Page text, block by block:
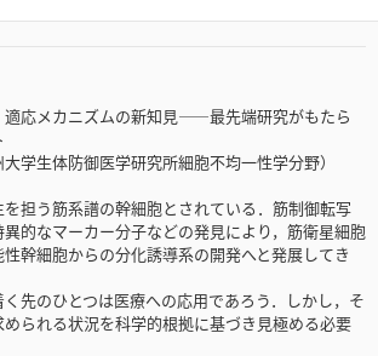
適応メカニズムの新知見――最先端研究がもたら
学生体防御医学研究所細胞不均一性学分野）
を担う筋系譜の幹細胞とされている．筋制御転写
的なマーカー分子などの発見により，筋衛星細胞
幹細胞からの分化誘導系の開発へと発展してき
く先のひとつは医療への応用であろう．しかし，そ
られる状況を科学的根拠に基づき見極める必要